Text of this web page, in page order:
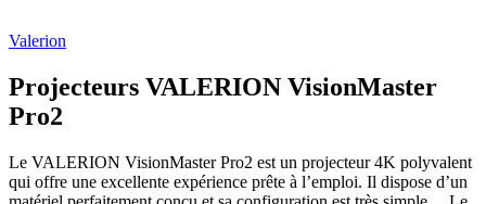
Valerion
Projecteurs VALERION VisionMaster
Pro2
Le VALERION VisionMaster Pro2 est un projecteur 4K polyvalent
qui offre une excellente expérience prête à l’emploi. Il dispose d’un